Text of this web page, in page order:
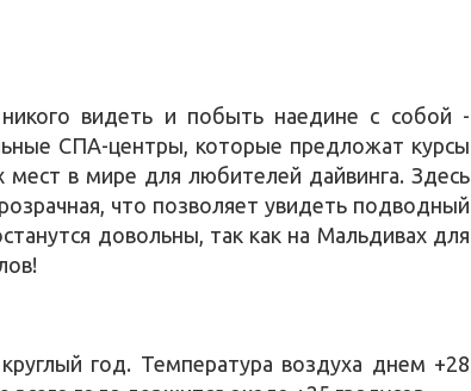
видеть и побыть наедине с собой -
СПА-центры, которые предложат курсы
в мире для любителей дайвинга. Здесь
что позволяет увидеть подводный
довольны, так как на Мальдивах для
год. Температура воздуха днем +28